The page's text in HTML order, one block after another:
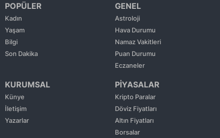
Eskişehir
Gaziantep
Giresun
Gümüşhane
Hatay
Isparta
POPÜLER
Kadın
Yaşam
Bilgi
Son Dakika
GENEL
Astroloji
Hava Durumu
Namaz Vakitleri
Puan Durumu
Eczaneler
KURUMSAL
Künye
İletişim
Yazarlar
PİYASALAR
Kripto Paralar
Döviz Fiyatları
Altın Fiyatları
Borsalar